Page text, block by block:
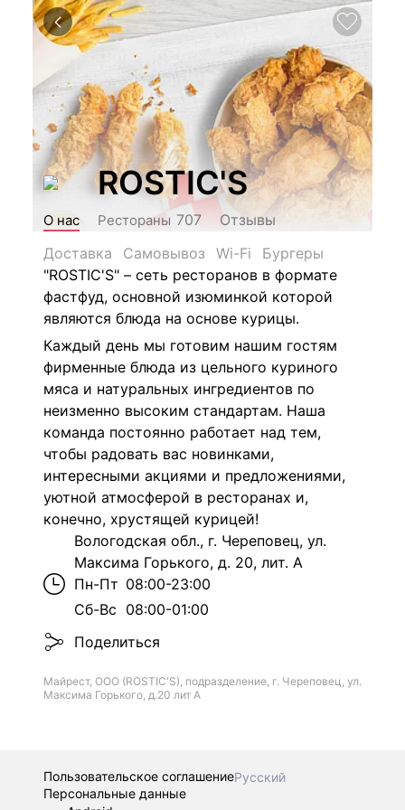
ROSTIC'S
О нас Рестораны 707
Отзывы
Доставка
Самовывоз Wi-Fi
Бургеры
"ROSTIC'S" – сеть ресторанов в формате
фастфуд, основной изюминкой которой
являются блюда на основе курицы.
Каждый день мы готовим нашим гостям
фирменные блюда из цельного куриного
мяса и натуральных ингредиентов по
неизменно высоким стандартам. Наша
команда постоянно работает над тем,
чтобы радовать вас новинками,
интересными акциями и предложениями,
уютной атмосферой в ресторанах и,
конечно, хрустящей курицей!
Вологодская обл., г. Череповец, ул.
Максима Горького, д. 20, лит. А
Пн-Пт 08:00-23:00
Сб-Вс 08:00-01:00
Поделиться
Майрест, ООО (ROSTIC'S), подразделение, г. Череповец, ул.
Максима Горького, д.20 лит А
Пользовательское соглашениеРусский
Персональные данные